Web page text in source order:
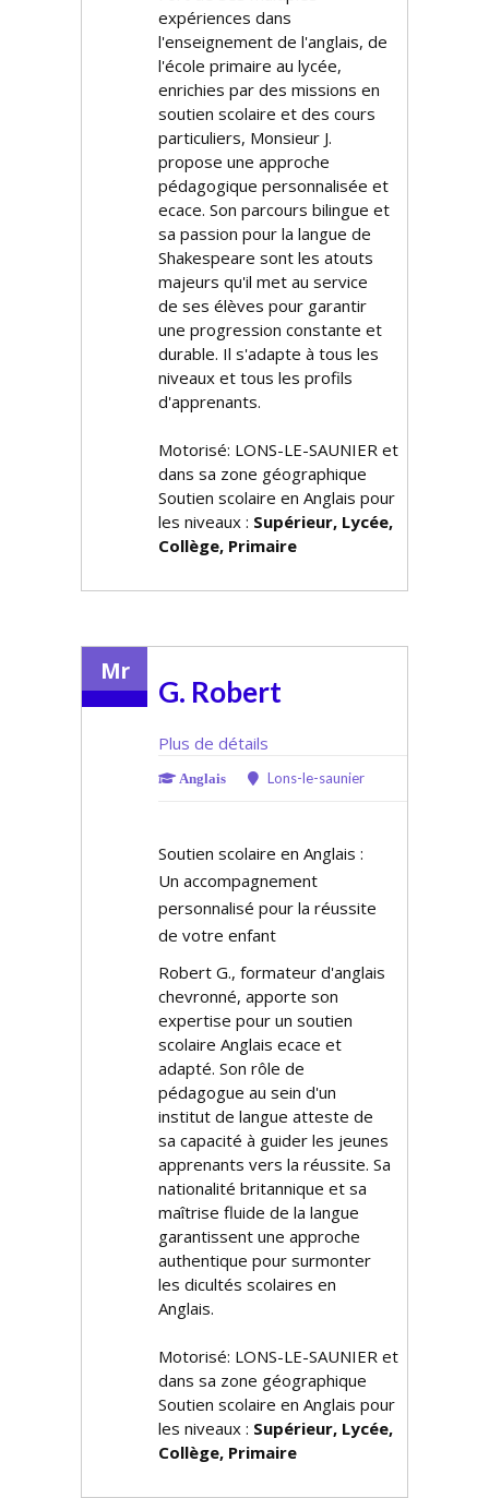
expériences dans
l'enseignement de l'anglais, de
l'école primaire au lycée,
enrichies par des missions en
soutien scolaire et des cours
particuliers, Monsieur J.
propose une approche
pédagogique personnalisée et
efficace. Son parcours bilingue et
sa passion pour la langue de
Shakespeare sont les atouts
majeurs qu'il met au service
de ses élèves pour garantir
une progression constante et
durable. Il s'adapte à tous les
niveaux et tous les profils
d'apprenants.
Motorisé: LONS-LE-SAUNIER et
dans sa zone géographique
Soutien scolaire en Anglais pour
les niveaux : Supérieur, Lycée,
Collège, Primaire
Mr
G. Robert
Plus de détails
Anglais Lons-le-saunier
Soutien scolaire en Anglais :
Un accompagnement
personnalisé pour la réussite
de votre enfant
Robert G., formateur d'anglais
chevronné, apporte son
expertise pour un soutien
scolaire Anglais efficace et
adapté. Son rôle de
pédagogue au sein d'un
institut de langue atteste de
sa capacité à guider les jeunes
apprenants vers la réussite. Sa
nationalité britannique et sa
maîtrise fluide de la langue
garantissent une approche
authentique pour surmonter
les difficultés scolaires en
Anglais.
Motorisé: LONS-LE-SAUNIER et
dans sa zone géographique
Soutien scolaire en Anglais pour
les niveaux : Supérieur, Lycée,
Collège, Primaire